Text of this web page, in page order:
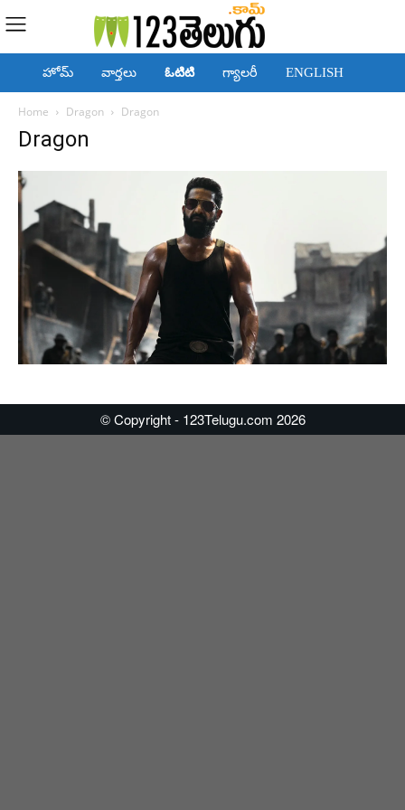
హోమ్ వార్తలు ఓటిటి గ్యాలరీ ENGLISH
Home Dragon Dragon
Dragon
© Copyright - 123Telugu.com 2026